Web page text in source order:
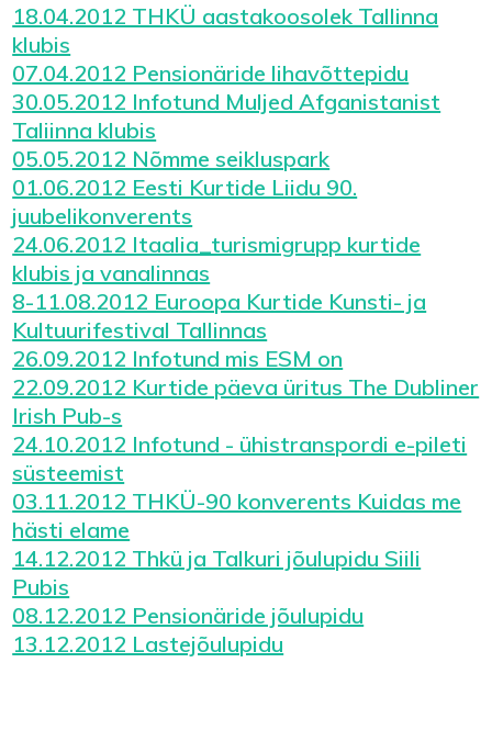
18.04.2012 THKÜ aastakoosolek Tallinna
klubis
07.04.2012 Pensionäride lihavõttepidu
30.05.2012 Infotund Muljed Afganistanist
Taliinna klubis
05.05.2012 Nõmme seikluspark
01.06.2012 Eesti Kurtide Liidu 90.
juubelikonverents
24.06.2012 Itaalia_turismigrupp kurtide
klubis ja vanalinnas
8-11.08.2012 Euroopa Kurtide Kunsti- ja
Kultuurifestival Tallinnas
26.09.2012 Infotund mis ESM on
22.09.2012 Kurtide päeva üritus The Dubliner
Irish Pub-s
24.10.2012 Infotund - ühistranspordi e-pileti
süsteemist
03.11.2012 THKÜ-90 konverents Kuidas me
hästi elame
14.12.2012 Thkü ja Talkuri jõulupidu Siili
Pubis
08.12.2012 Pensionäride jõulupidu
13.12.2012 Lastejõulupidu